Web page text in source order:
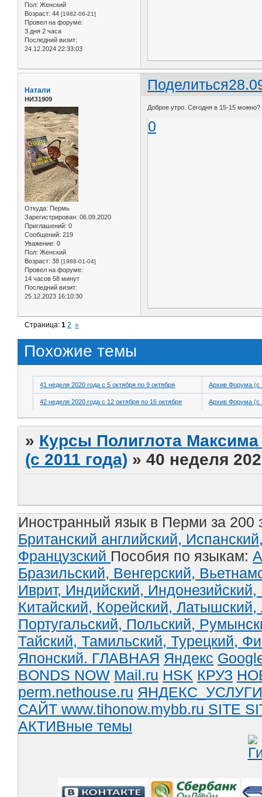
Пол: Женский
Возраст: 44 [1982-06-21]
Провел на форуме:
3 дня 2 часа
Последний визит:
24.12.2024 22:33:03
Поделиться
Натали
НИЗ1909
Откуда: Пермь
Зарегистрирован: 06.09.2020
Приглашений: 0
Сообщений: 219
Уважение: 0
Пол: Женский
Возраст: 38 [1988-01-04]
Провел на форуме:
14 часов 58 минут
Последний визит:
25.12.2023 16:10:30
Доброе утро. Сегодня в 15-15 можно?
0
Страница:1 2 »
Похожие темы
41 неделя 2020 года с 5 октября по 9 октября Архив Форума (с
42 неделя 2020 года с 12 октября по 16 октября Архив Форума (с
» Курсы Полиглота
(с 2011 года) »40 неделя
Иностранный язык в Перми за 200
Британский английский,
Французский Пособия по языкам:
Бразильский, Венгерский,
Иврит, Индийский, Индонезийский,
Китайский, Корейский, Латышский,
Португальский, Польский,
Тайский, Тамильский, Турецкий,
Японский. ГЛАВНАЯ Яндекс
BONDS NOW Mail.ru HSK КРУЗ
perm.nethouse.ru ЯНДЕКС_УСЛУГИ
САЙТ www.tihonow.mybb.ru SITE
АКТИВные темы